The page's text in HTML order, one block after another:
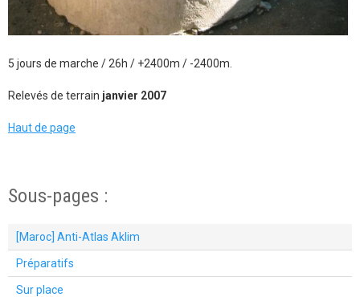
5 jours de marche / 26h / +2400m / -2400m.
Relevés de terrain janvier 2007
Haut de page
Sous-pages :
[Maroc] Anti-Atlas Aklim
Préparatifs
Sur place